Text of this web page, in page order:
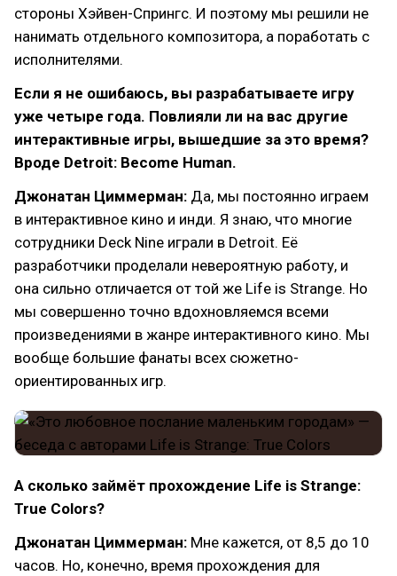
стороны Хэйвен-Спрингс. И поэтому мы решили не
нанимать отдельного композитора, а поработать с
исполнителями.
Если я не ошибаюсь, вы разрабатываете игру
уже четыре года. Повлияли ли на вас другие
интерактивные игры, вышедшие за это время?
Вроде Detroit: Become Human.
Джонатан Циммерман: Да, мы постоянно играем
в интерактивное кино и инди. Я знаю, что многие
сотрудники Deck Nine играли в Detroit. Её
разработчики проделали невероятную работу, и
она сильно отличается от той же Life is Strange. Но
мы совершенно точно вдохновляемся всеми
произведениями в жанре интерактивного кино. Мы
вообще большие фанаты всех сюжетно-
ориентированных игр.
А сколько займёт прохождение Life is Strange:
True Colors?
Джонатан Циммерман: Мне кажется, от 8,5 до 10
часов. Но, конечно, время прохождения для